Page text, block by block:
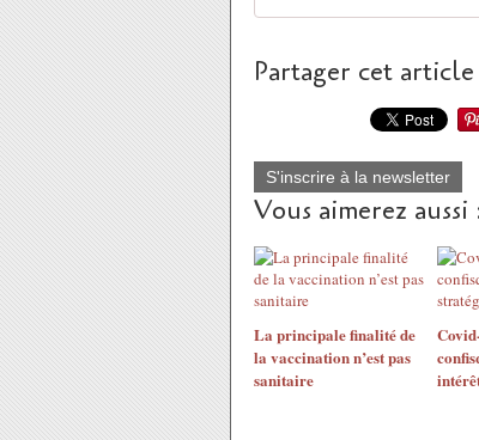
Partager cet article
S'inscrire à la newsletter
Vous aimerez aussi
La principale finalité de
la vaccination n’est pas
sanitaire